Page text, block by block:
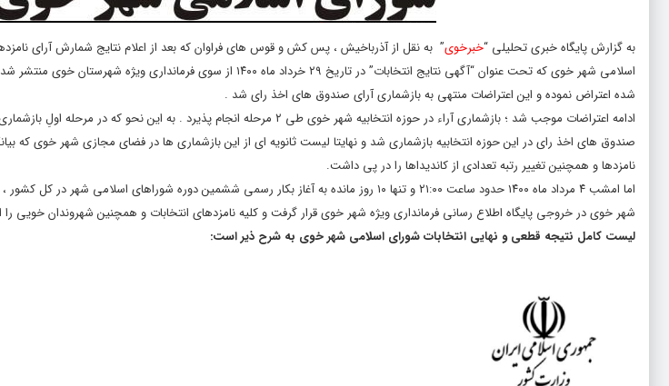
به گزارش پایگاه خبری تحلیلی “خبرخوی” به نقل از آذرباخیش ، پس کش و قوس های فراوان که بعد از اعلام نتایج شمارش آرای
اسلامی شهر خوی که تحت عنوان “آگهی نتایج انتخابات” در تاریخ ۲۹ خرداد ماه ۱۴۰۰ از سوی
شده اعتراض نموده و این اعتراضات منتهی به بازشماری آرای صندوق های اخذ رای شد .
صندوق های اخذ رای در این حوزه انتخابیه بازشماری شد و نهایتا لیست ثانویه ای از این بازشماری ها در فضای مجازی شهر خوی که
نامزدها و همچنین تغییر رتبه تعدادی از کاندیداها را در پی داشت.
اما امشب ۴ مرداد ماه ۱۴۰۰ حدود ساعت ۲۱:۰۰ و تنها ۱۰ روز مانده به آغاز بکار رسمی ششمین دوره شوراهای
شهر خوی در خروجی پایگاه اطلاع رسانی فرمانداری ویژه شهر خوی قرار گرفت و کلیه نامزدهای انتخابات و همچنین شهروندان خویی را
لیست کامل نتیجه قطعی و نهایی انتخابات شورای اسلامی شهر خوی به شرح ذیر است: